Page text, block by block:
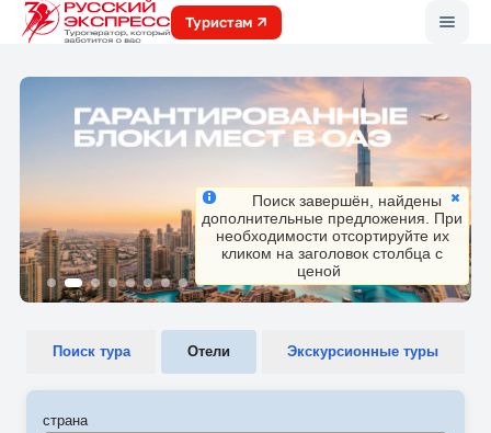
Туристам
Поиск тура Отели Экскурсионные туры
страна
Поиск завершён, найдены
дополнительные предложения. При
необходимости отсортируйте их
кликом на заголовок столбца с
ценой